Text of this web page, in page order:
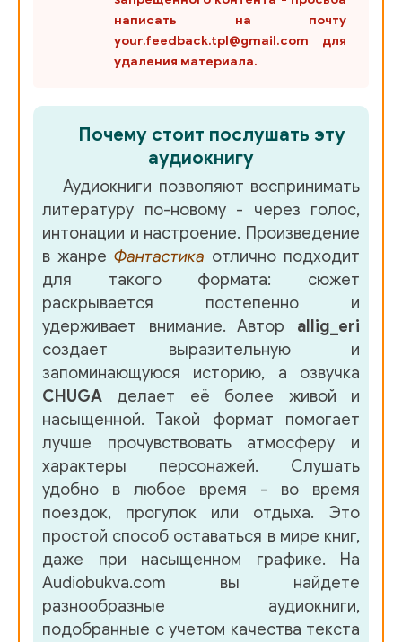
написать на почту
your.feedback.tpl@gmail.com для
удаления материала.
Почему стоит послушать эту
аудиокнигу
Аудиокниги позволяют воспринимать
литературу по-новому - через голос,
интонации и настроение. Произведение
в жанре Фантастика отлично подходит
для такого формата: сюжет
раскрывается постепенно и
удерживает внимание. Автор allig_eri
создает выразительную и
запоминающуюся историю, а озвучка
CHUGA делает её более живой и
насыщенной. Такой формат помогает
лучше прочувствовать атмосферу и
характеры персонажей. Слушать
удобно в любое время - во время
поездок, прогулок или отдыха. Это
простой способ оставаться в мире книг,
даже при насыщенном графике. На
Audiobukva.com вы найдете
разнообразные аудиокниги,
подобранные с учетом качества текста